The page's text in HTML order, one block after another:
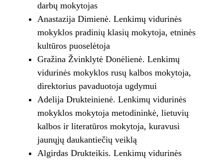
darbų mokytojas
Anastazija Dimienė. Lenkimų vidurinės
mokyklos pradinių klasių mokytoja, etninės
kultūros puoselėtoja
Gražina Žvinklytė Donėlienė. Lenkimų
vidurinės mokyklos rusų kalbos mokytoja,
direktorius pavaduotoja ugdymui
Adelija Drukteinienė. Lenkimų vidurinės
mokyklos mokytoja metodininkė, lietuvių
kalbos ir literatūros mokytoja, kuravusi
jaunųjų daukantiečių veiklą
Algirdas Drukteikis. Lenkimų vidurinės